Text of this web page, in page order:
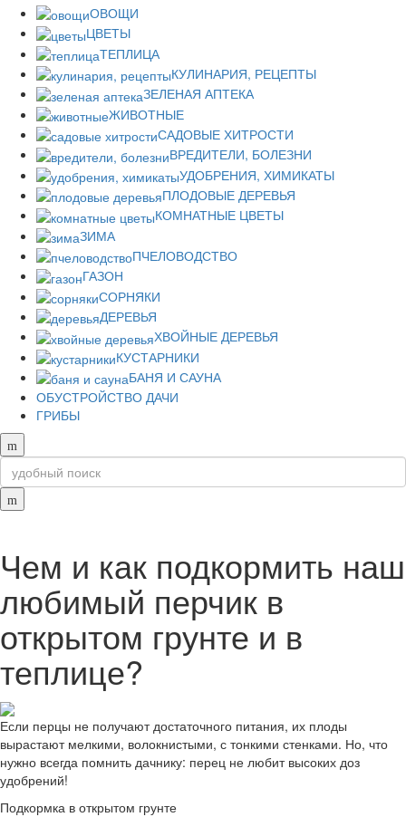
ОВОЩИ
ЦВЕТЫ
ТЕПЛИЦА
КУЛИНАРИЯ, РЕЦЕПТЫ
ЗЕЛЕНАЯ АПТЕКА
ЖИВОТНЫЕ
САДОВЫЕ ХИТРОСТИ
ВРЕДИТЕЛИ, БОЛЕЗНИ
УДОБРЕНИЯ, ХИМИКАТЫ
ПЛОДОВЫЕ ДЕРЕВЬЯ
КОМНАТНЫЕ ЦВЕТЫ
ЗИМА
ПЧЕЛОВОДСТВО
ГАЗОН
СОРНЯКИ
ДЕРЕВЬЯ
ХВОЙНЫЕ ДЕРЕВЬЯ
КУСТАРНИКИ
БАНЯ И САУНА
ОБУСТРОЙСТВО ДАЧИ
ГРИБЫ
Чем и как подкормить наш
любимый перчик в
открытом грунте и в
теплице?
Если перцы не получают достаточного питания, их плоды
вырастают мелкими, волокнистыми, с тонкими стенками. Но, что
нужно всегда помнить дачнику: перец не любит высоких доз
удобрений!
Подкормка в открытом грунте